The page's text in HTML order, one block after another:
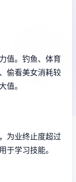
值。 钓鱼、体育
偷看美女消耗较
值。
为业终止度超过
于学习技能。